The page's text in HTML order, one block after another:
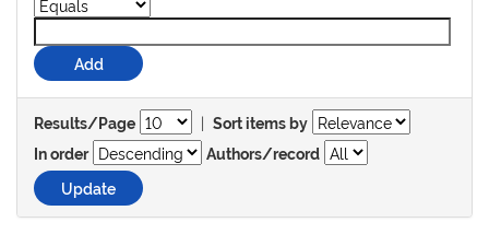
Results/Page | Sort items by
In order
Authors/record